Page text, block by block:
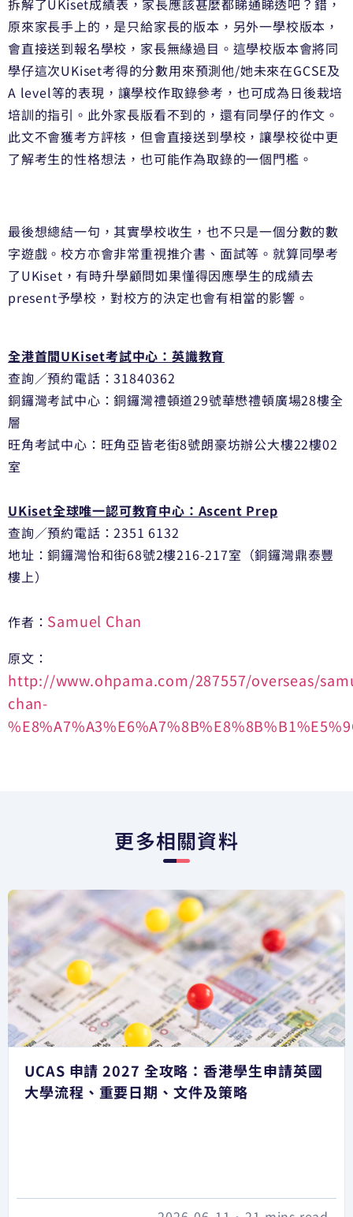
拆解了UKiset成績表，家長應該甚麼都睇通睇透吧？錯，
原來家長手上的，是只給家長的版本，另外一學校版本，
會直接送到報名學校，家長無緣過目。 這學校版本會將同
學仔這次UKiset考得的分數用來預測他/她未來在GCSE及
A level等的表現，讓學校作取錄參考， 也可成為日後栽培
培訓的指引。此外家長版看不到的， 還有同學仔的作文。
此文不會獲考方評核，但會直接送到學校，讓學校從中更
了解考生的性格想法，也可能作為取錄的一個門檻。
最後想總結一句，其實學校收生，也不只是一個分數的數
字遊戲。校方亦會非常重視推介書、面試等。就算同學考
了UKiset，有時升學顧問如果懂得因應學生的成績去
present予學校， 對校方的決定也會有相當的影響。
全港首間UKiset考試中心：英識教育
查詢／預約電話：31840362
銅鑼灣考試中心：銅鑼灣禮頓道29號華懋禮頓廣場28樓全
層
旺角考試中心：旺角亞皆老街8號朗豪坊辦公大樓22樓02
室
UKiset全球唯一認可教育中心：Ascent Prep
查詢／預約電話：2351 6132
地址：銅鑼灣怡和街68號2樓216-217室（銅鑼灣鼎泰豐
樓上）
作者： Samuel Chan
原文：
http://www.ohpama.com/287557/overseas/
chan-
更多相關資料
UCAS 申請 2027 全攻略：香港學生申請英國
大學流程、重要日期、文件及策略